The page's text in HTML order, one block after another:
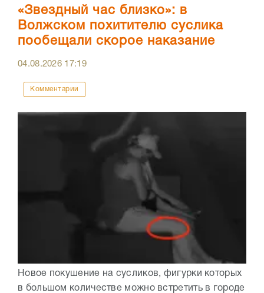
«Звездный час близко»: в
Волжском похитителю суслика
пообещали скорое наказание
04.08.2026 17:19
Комментарии
Новое покушение на сусликов, фигурки которых
в большом количестве можно встретить в городе